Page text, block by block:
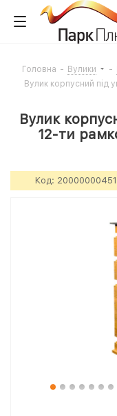
Головна - Вулики -
Вулик корпусний під
Вулик
12-ти
Код: